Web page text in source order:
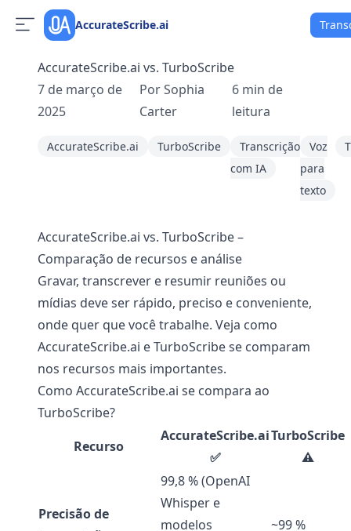
AccurateScribe.ai
AccurateScribe.ai vs. TurboScribe
7 de março de
2025
PorSophia
Carter
6 min de
leitura
AccurateScribe.ai TurboScribe
Transcrição
com IA
Voz
para
texto
AccurateScribe.ai vs. TurboScribe –
Comparação de recursos e análise
Gravar, transcrever e resumir reuniões ou
mídias deve ser rápido, preciso e conveniente,
onde quer que você trabalhe. Veja como
AccurateScribe.ai e TurboScribe se comparam
nos recursos mais importantes.
Como AccurateScribe.ai se compara ao
TurboScribe?
Recurso
AccurateScribe.ai
✅
TurboScribe
⚠️
Precisão de
99,8 % (OpenAI
Whisper e
modelos
~99 %